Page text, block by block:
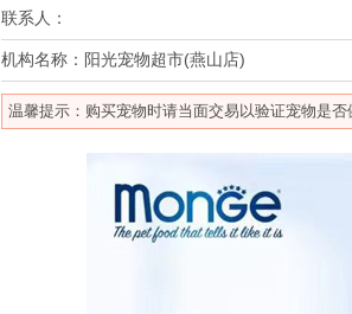
联系人：
机构名称： 阳光宠物超市(燕山店)
温馨提示：购买宠物时请当面交易以验证宠物是